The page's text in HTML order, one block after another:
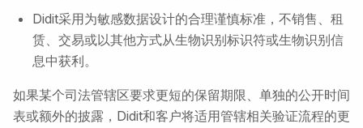
Didit采用为敏感数据设计的合理谨慎标准，不销售、租
赁、交易或以其他方式从生物识别标识符或生物识别信
息中获利。
如果某个司法管辖区要求更短的保留期限、单独的公开时间
表或额外的披露，Didit和客户将适用管辖相关验证流程的更